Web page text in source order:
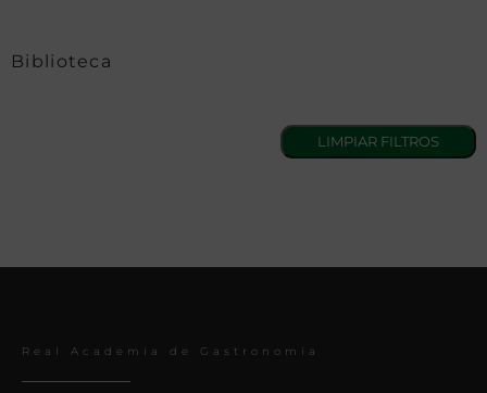
Biblioteca
Real Academia de Gastronomía